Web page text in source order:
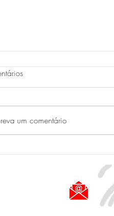
da 1ª! Gurreiros é
Camarilla e Tapebuia
o acesso!
um comentário